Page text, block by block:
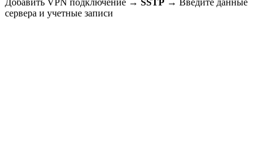
сервера и учетные записи